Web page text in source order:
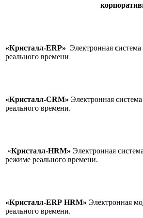
«Кристалл-ERP» Электронная с
реального времени
«Кристалл-CRM» Электронная
«Кристалл-HRM» Электронная
режиме
«Кристалл-ERP HRM» Электронная
реального